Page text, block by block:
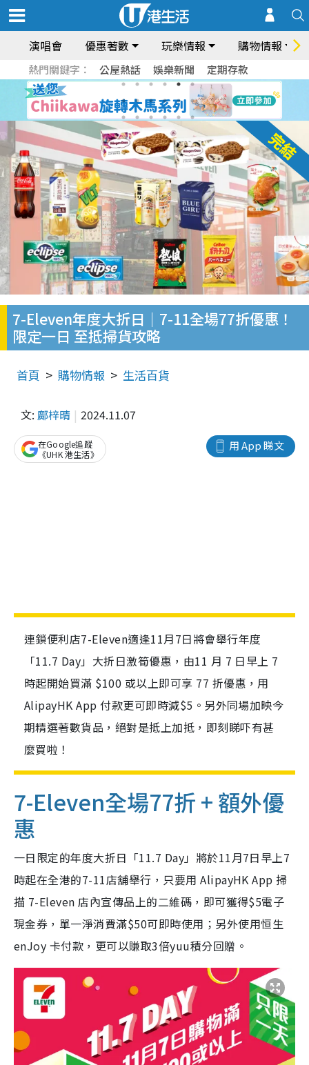
演唱會 優惠著數 玩樂情報 購物情報
熱門關鍵字： 公屋熱話 娛樂新聞 定期存款
7-Eleven年度大折日｜7-11全場77折優惠！
限定一日 至抵掃貨攻略
首頁 購物情報 生活百貨
文: 鄺梓晴 2024.11.07
用 App 睇文
在Google追蹤
《UHK 港生活》
連鎖便利店7-Eleven適逢11月7日將會舉行年度
「11.7 Day」大折日激筍優惠，由11 月 7 日早上 7
時起開始買滿 $100 或以上即可享 77 折優惠，用
AlipayHK App 付款更可即時減$5。另外同場加映今
期精選著數貨品，絕對是抵上加抵，即刻睇吓有甚
麼買啦！
7-Eleven全場77折 + 額外優
惠
一日限定的年度大折日「11.7 Day」將於11月7日早上7
時起在全港的7-11店舖舉行，只要用 AlipayHK App 掃
描 7-Eleven 店內宣傳品上的二維碼，即可獲得$5電子
現金券，單一淨消費滿$50可即時使用；另外使用恒生
enJoy 卡付款，更可以賺取3倍yuu積分回贈。